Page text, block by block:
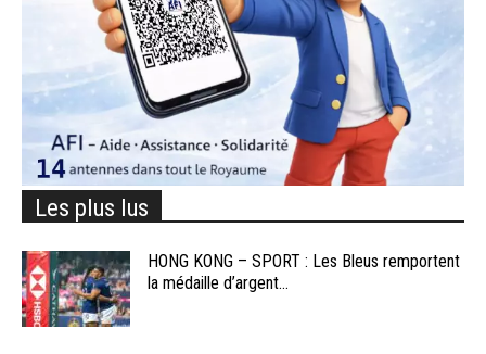
Les plus lus
HONG KONG – SPORT : Les Bleus remportent
la médaille d’argent...